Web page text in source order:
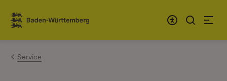
Zum Inhalt springen
Link zur Startseite
Service